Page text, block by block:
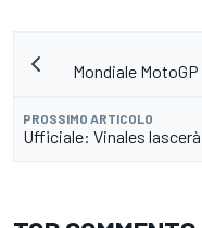
Mondiale
PROSSIMO ARTICOLO
Ufficiale: Vinales